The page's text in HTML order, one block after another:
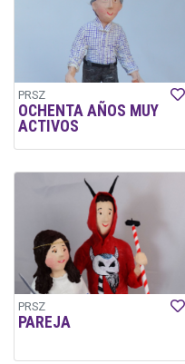
PRSZ
OCHENTA AÑOS MUY
ACTIVOS
PRSZ
PAREJA